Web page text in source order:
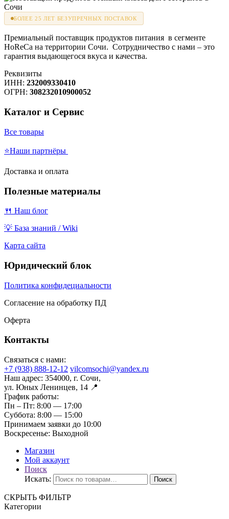
БОЛЕЕ 25 ЛЕТ БЕЗУПРЕЧНЫХ ПОСТАВОК
Премиальный поставщик продуктов питания в сегменте
HoReCa на территории Сочи. Сотрудничество с нами – это
гарантия выдающегося вкуса и качества.
Реквизиты
ИНН: 232009330410
ОГРН: 308232010900052
Каталог и Сервис
Все товары
⭐Наши партнёры
Доставка и оплата
Полезные материалы
🍴 Наш блог
💡 База знаний / Wiki
Карта сайта
Юридический блок
Политика конфидециальности
Согласение на обработку ПД
Оферта
Контакты
Связаться с нами:
+7 (938) 888-12-12 vilcomsochi@yandex.ru
Наш адрес: 354000, г. Сочи,
ул. Юных Ленинцев, 14 📍
График работы:
Пн – Пт: 8:00 — 17:00
Суббота: 8:00 — 15:00
Принимаем заявки до 10:00
Воскресенье: Выходной
Магазин
Мой аккаунт
Поиск
Искать:
Поиск
СКРЫТЬ ФИЛЬТР
Категории